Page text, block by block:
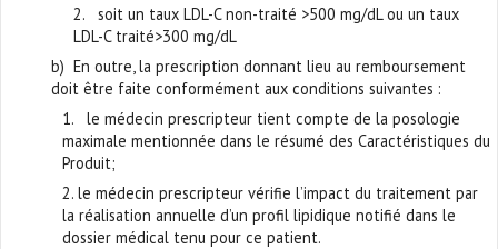
2. soit un taux LDL-C non-traité >500 mg/dL ou un taux
LDL-C traité>300 mg/dL
b) En outre, la prescription donnant lieu au remboursement
doit être faite conformément aux conditions suivantes :
1. le médecin prescripteur tient compte de la posologie
maximale mentionnée dans le résumé des Caractéristiques du
Produit;
2. le médecin prescripteur vérifie l’impact du traitement par
la réalisation annuelle d’un profil lipidique notifié dans le
dossier médical tenu pour ce patient.